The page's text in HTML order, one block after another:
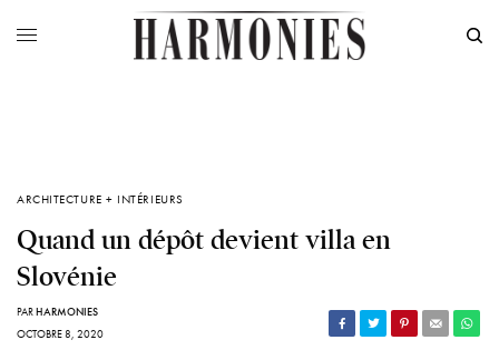
ARCHITECTURE + INTÉRIEURS
Quand un dépôt devient villa en
Slovénie
PARHARMONIES
OCTOBRE 8, 2020